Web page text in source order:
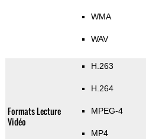
WMA
WAV
Formats Lecture
Vidéo
H.263
H.264
MPEG-4
MP4